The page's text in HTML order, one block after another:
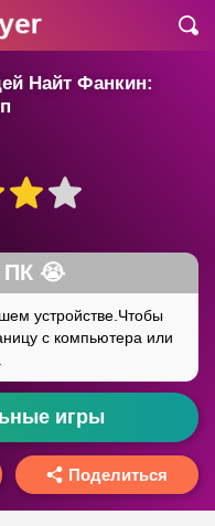
Найт Фанкин:
игры
Поделиться